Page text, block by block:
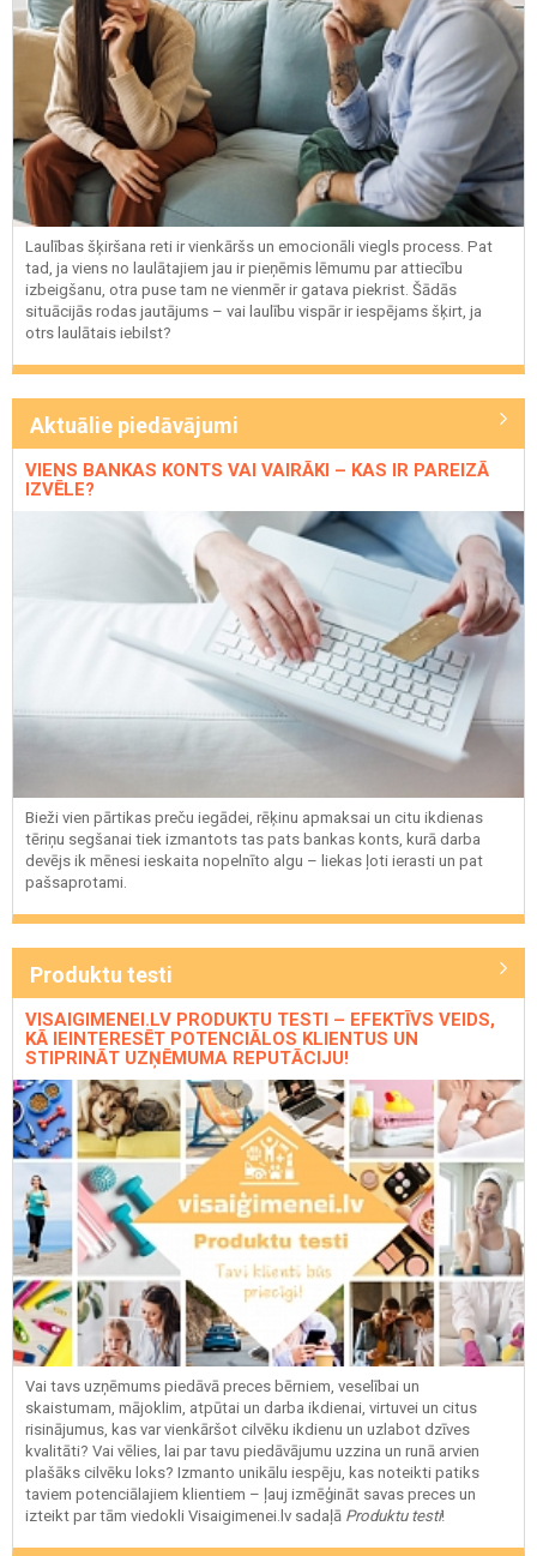
Laulības šķiršana reti ir vienkāršs un emocionāli viegls process. Pat
tad, ja viens no laulātajiem jau ir pieņēmis lēmumu par attiecību
izbeigšanu, otra puse tam ne vienmēr ir gatava piekrist. Šādās
situācijās rodas jautājums – vai laulību vispār ir iespējams šķirt, ja
otrs laulātais iebilst?
Aktuālie piedāvājumi
VIENS BANKAS KONTS VAI VAIRĀKI – KAS IR PAREIZĀ
IZVĒLE?
Bieži vien pārtikas preču iegādei, rēķinu apmaksai un citu ikdienas
tēriņu segšanai tiek izmantots tas pats bankas konts, kurā darba
devējs ik mēnesi ieskaita nopelnīto algu – liekas ļoti ierasti un pat
pašsaprotami.
Produktu testi
VISAIGIMENEI.LV PRODUKTU TESTI – EFEKTĪVS VEIDS,
KĀ IEINTERESĒT POTENCIĀLOS KLIENTUS UN
STIPRINĀT UZŅĒMUMA REPUTĀCIJU!
Vai tavs uzņēmums piedāvā preces bērniem, veselībai un
skaistumam, mājoklim, atpūtai un darba ikdienai, virtuvei un citus
risinājumus, kas var vienkāršot cilvēku ikdienu un uzlabot dzīves
kvalitāti? Vai vēlies, lai par tavu piedāvājumu uzzina un runā arvien
plašāks cilvēku loks? Izmanto unikālu iespēju, kas noteikti patiks
taviem potenciālajiem klientiem – ļauj izmēģināt savas preces un
izteikt par tām viedokli Visaigimenei.lv sadaļā Produktu testi!